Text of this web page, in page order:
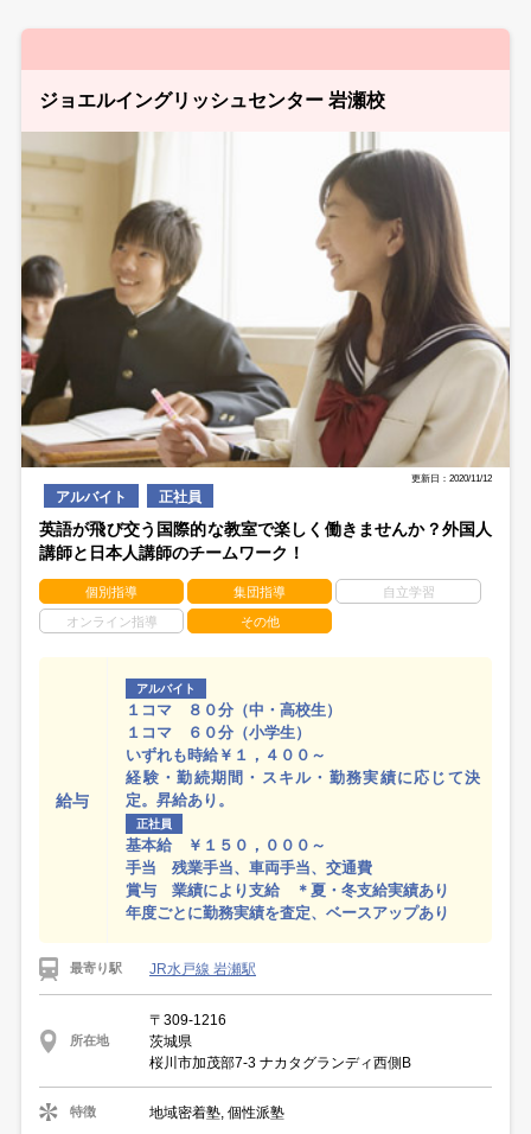
ジョエルイングリッシュセンター 岩瀬校
更新日：2020/11/12
アルバイト 正社員
英語が飛び交う国際的な教室で楽しく働きませんか？外国人
講師と日本人講師のチームワーク！
個別指導 集団指導 自立学習
オンライン指導 その他
給与
アルバイト
１コマ ８０分（中・高校生）
１コマ ６０分（小学生）
いずれも時給￥１，４００～
経験・勤続期間・スキル・勤務実績に応じて決
定。昇給あり。
正社員
基本給 ￥１５０，０００～
手当 残業手当、車両手当、交通費
賞与 業績により支給 ＊夏・冬支給実績あり
年度ごとに勤務実績を査定、ベースアップあり
最寄り駅 JR水戸線 岩瀬駅
所在地
〒309-1216
茨城県
桜川市加茂部7-3 ナカタグランディ西側B
特徴 地域密着塾, 個性派塾